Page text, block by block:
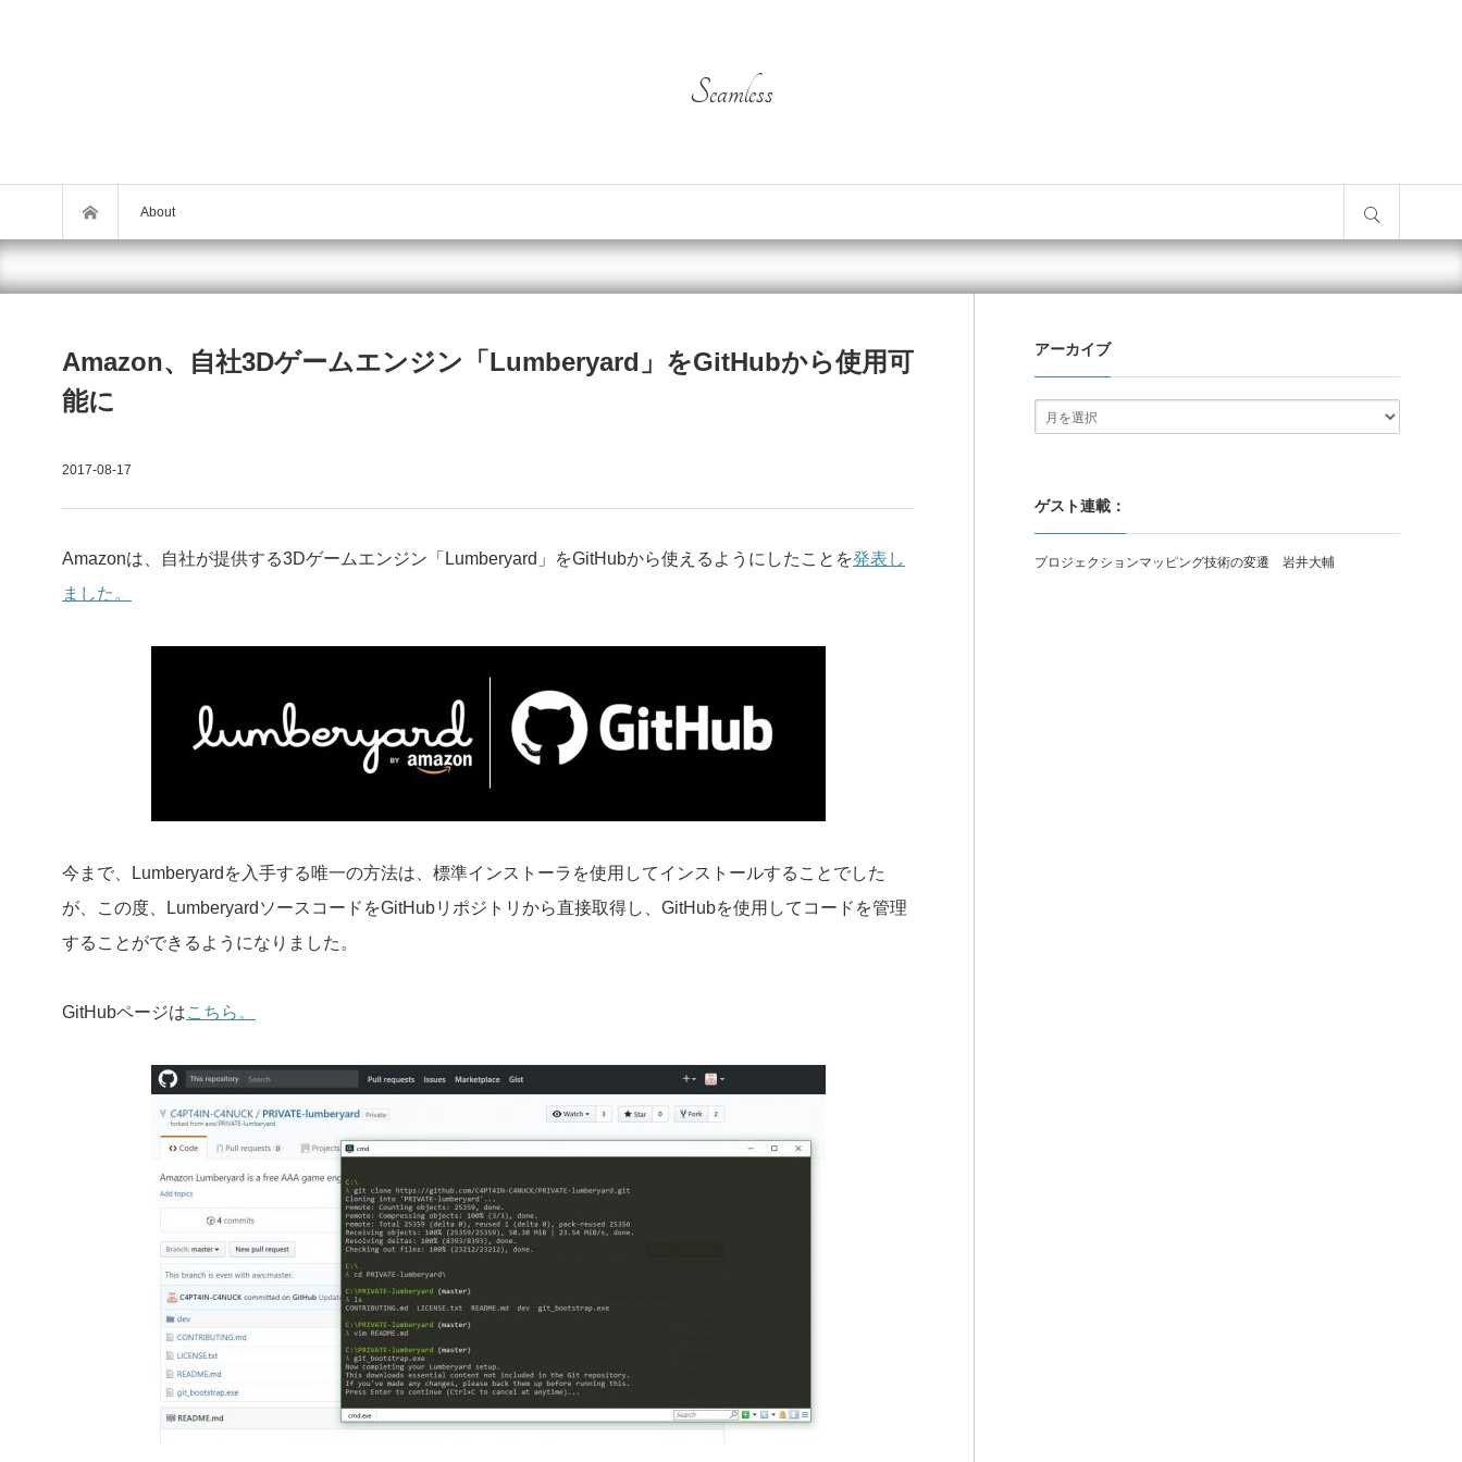
Seamless
About
Amazon、自社3Dゲームエンジン「Lumberyard」をGitHubから使用可
能に
2017-08-17
Amazonは、自社が提供する3Dゲームエンジン「Lumberyard」をGitHubから使えるようにしたことを発表し
ました。
今まで、Lumberyardを入手する唯一の方法は、標準インストーラを使用してインストールすることでした
が、この度、LumberyardソースコードをGitHubリポジトリから直接取得し、GitHubを使用してコードを管理
することができるようになりました。
GitHubページはこちら。
アーカイブ
ゲスト連載：
プロジェクションマッピング技術の変遷 岩井大輔